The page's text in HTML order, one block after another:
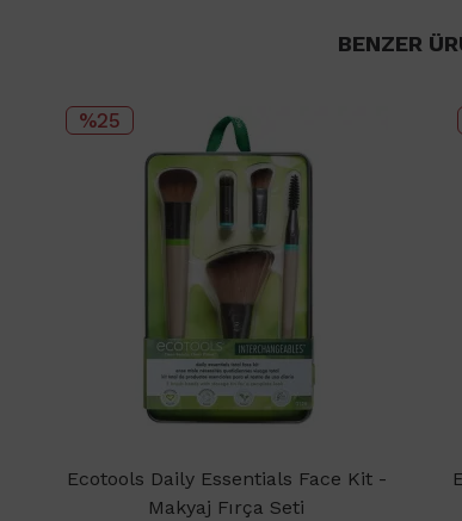
BENZER
%25
Ecotools Daily Essentials Face Kit -
Makyaj Fırça Seti